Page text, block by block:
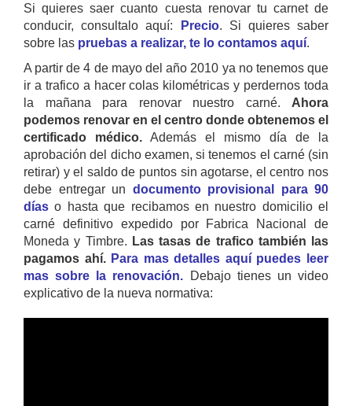
Si quieres saer cuanto cuesta renovar tu carnet de
conducir, consultalo aquí:
Precio. Si quieres saber
sobre las pruebas a realizar, te lo contamos aquí.
A partir de 4 de mayo del año 2010 ya no tenemos que
ir a trafico a hacer colas kilométricas y perdernos toda
la mañana para renovar nuestro carné. Ahora
podemos renovar en el centro donde obtenemos el
certificado médico. Además el mismo día de la
aprobación del dicho examen, si tenemos el carné (sin
retirar) y el saldo de puntos sin agotarse, el centro nos
debe entregar un documento provisional para 90
días o hasta que recibamos en nuestro domicilio el
carné definitivo expedido por Fabrica Nacional de
Moneda y Timbre. Las tasas de trafico también las
pagamos ahí. Para mas detalles aquí puedes leer
mas sobre la renovación. Debajo tienes un video
explicativo de la nueva normativa: